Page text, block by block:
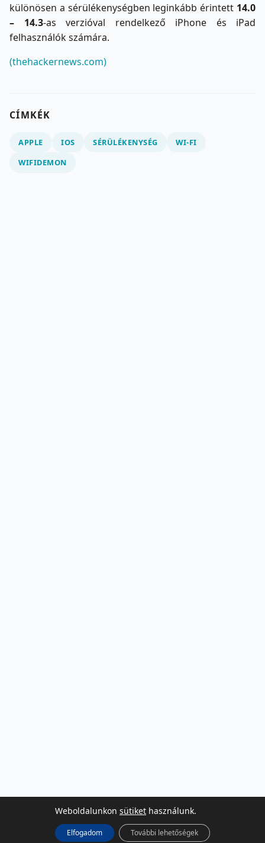
különösen a sérülékenységben leginkább érintett 14.0
– 14.3-as verzióval rendelkező iPhone és iPad
felhasználók számára.
(thehackernews.com)
CÍMKÉK
APPLE IOS SÉRÜLÉKENYSÉG
WI-FI
WIFIDEMON
Weboldalunkon sütiket használunk.
Elfogadom További lehetőségek